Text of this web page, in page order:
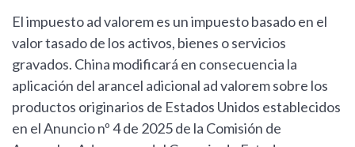
El impuesto ad valorem es un impuesto basado en el
valor tasado de los activos, bienes o servicios
gravados. China modificará en consecuencia la
aplicación del arancel adicional ad valorem sobre los
productos originarios de Estados Unidos establecidos
en el Anuncio nº 4 de 2025 de la Comisión de